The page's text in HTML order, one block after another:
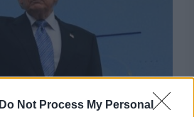
Do Not Process My Personal